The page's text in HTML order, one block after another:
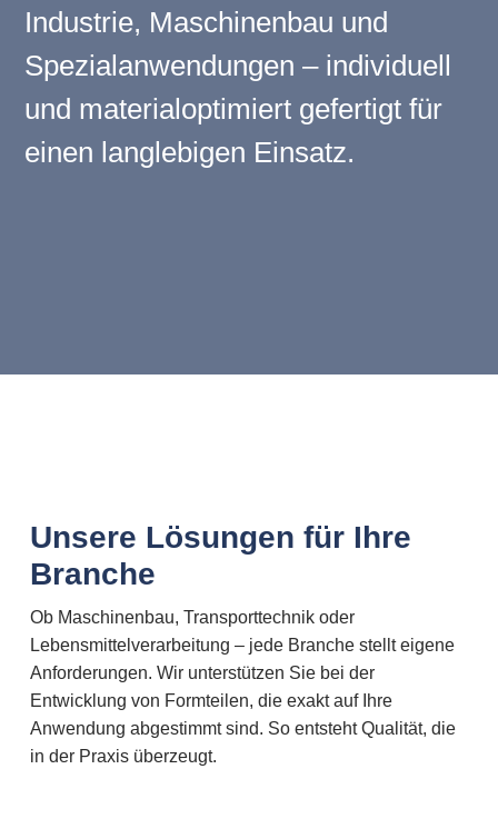
Industrie, Maschinenbau und
Spezialanwendungen – individuell
und materialoptimiert gefertigt für
einen langlebigen Einsatz.
Unsere Lösungen für Ihre
Branche
Ob Maschinenbau, Transporttechnik oder
Lebensmittelverarbeitung – jede Branche stellt eigene
Anforderungen. Wir unterstützen Sie bei der
Entwicklung von Formteilen, die exakt auf Ihre
Anwendung abgestimmt sind. So entsteht Qualität, die
in der Praxis überzeugt.